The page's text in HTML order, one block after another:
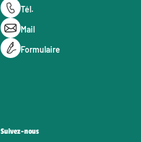
Tél.
Mail
Formulaire
Suivez-nous